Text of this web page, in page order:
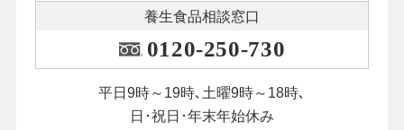
養生食品相談窓口
0120-250-730
平日9時～19時､土曜9時～18時､
日･祝日･年末年始休み